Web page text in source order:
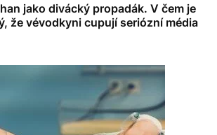
jako divácký propadák. V čem je
že vévodkyni cupují seriózní média